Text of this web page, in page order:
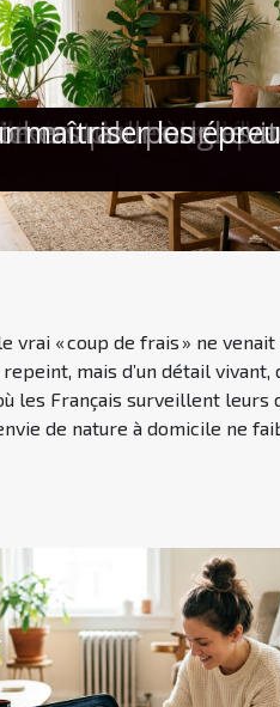
une
vrai « coup de frais » ne venait
repeint, mais d’un détail
les Français surveillent leurs
de nature à domicile ne
danse devient le
d’anticiper grâce
secrète
service de
sur le thème
actuelles des
pour ongles
murale pour
maîtriser les